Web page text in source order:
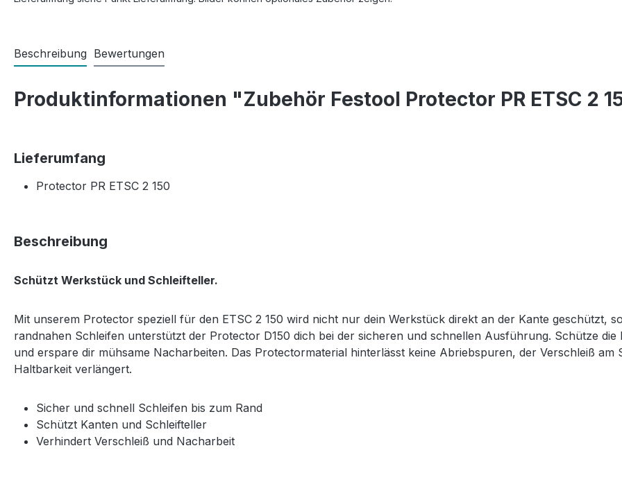
Beschreibung Bewertungen
Produktinformationen "Zubehör Festool Protector PR ETSC 2
Lieferumfang
Protector PR ETSC 2 150
Beschreibung
Schützt Werkstück und Schleifteller.
Mit unserem Protector speziell für den ETSC 2 150 wird nicht nur dein Werkstück direkt an der Kante geschützt,
randnahen Schleifen unterstützt der Protector D150 dich bei der sicheren und schnellen Ausführung. Schütze
und erspare dir mühsame Nacharbeiten. Das Protectormaterial hinterlässt keine Abriebspuren, der Verschleiß
Haltbarkeit verlängert.
Sicher und schnell Schleifen bis zum Rand
Schützt Kanten und Schleifteller
Verhindert Verschleiß und Nacharbeit